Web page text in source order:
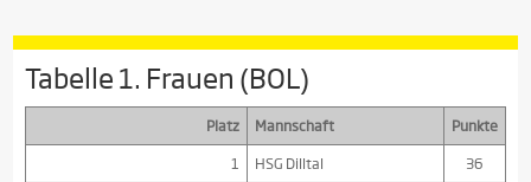
Tabelle 1. Frauen (BOL)
Platz Mannschaft
Punkte
1
HSG Dilltal
36